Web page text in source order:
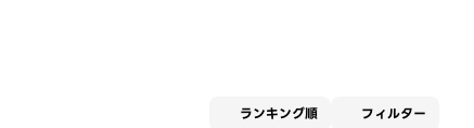
ランキング順 フィルター